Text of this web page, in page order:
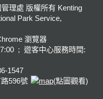
理處 版權所有 Kenting
Park Service,
瀏覽器
; 遊客中心服務時間:
1547
596號
(點圖觀看)